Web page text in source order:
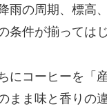
雨の周期、標高
条件が揃っては
にコーヒーを「
まま味と香りの